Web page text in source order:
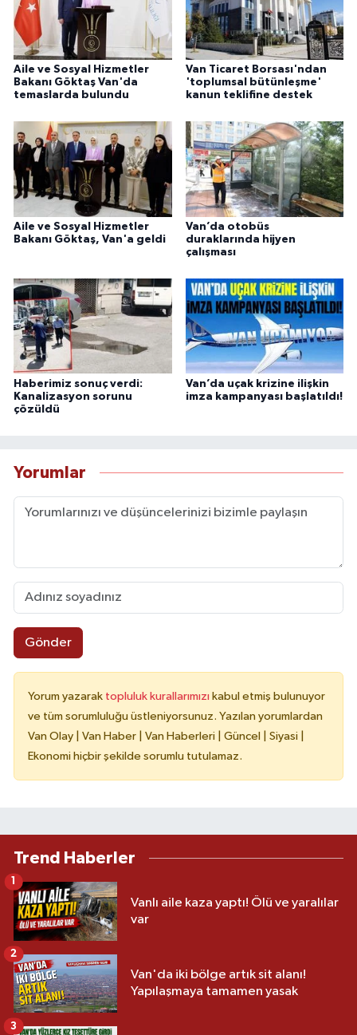
Aile ve Sosyal Hizmetler
Bakanı Göktaş Van'da
temaslarda bulundu
Van Ticaret Borsası'ndan
'toplumsal bütünleşme'
kanun teklifine destek
Aile ve Sosyal Hizmetler
Bakanı Göktaş, Van'a geldi
Van’da otobüs
duraklarında hijyen
çalışması
Haberimiz sonuç verdi:
Kanalizasyon sorunu
çözüldü
Van’da uçak krizine ilişkin
imza kampanyası başlatıldı!
Yorumlar
Gönder
Yorum yazarak topluluk kurallarımızı kabul etmiş bulunuyor
ve tüm sorumluluğu üstleniyorsunuz. Yazılan yorumlardan
Van Olay | Van Haber | Van Haberleri | Güncel | Siyasi |
Ekonomi hiçbir şekilde sorumlu tutulamaz.
Trend Haberler
Vanlı aile kaza yaptı! Ölü ve yaralılar
var
Van'da iki bölge artık sit alanı!
Yapılaşmaya tamamen yasak
2
3